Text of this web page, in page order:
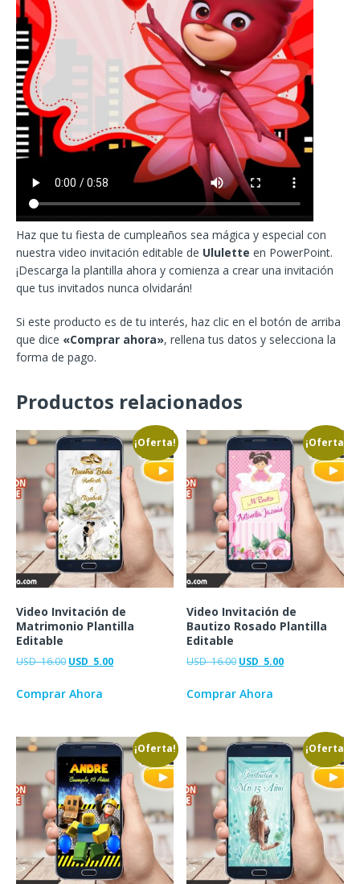
Haz que tu fiesta de cumpleaños sea mágica y especial con
nuestra video invitación editable de Ululette en PowerPoint.
¡Descarga la plantilla ahora y comienza a crear una invitación
que tus invitados nunca olvidarán!
Si este producto es de tu interés, haz clic en el botón de arriba
que dice «Comprar ahora», rellena tus datos y selecciona la
forma de pago.
Productos relacionados
¡Oferta!
Video Invitación de
Matrimonio Plantilla
Editable
USD16.00 USD 5.00
Comprar Ahora
¡Oferta!
Video Invitación de
Bautizo Rosado Plantilla
Editable
USD16.00 USD 5.00
Comprar Ahora
¡Oferta! ¡Oferta!